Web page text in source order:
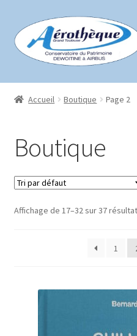
Aller
à
la
navigation
Aller
au
contenu
Accueil
Conditions générales de vente
Mon compte
Page d’exemple
Validation de la commande
Accueil Boutique Page 2
Boutique
Affichage de 17–32 sur 37
1